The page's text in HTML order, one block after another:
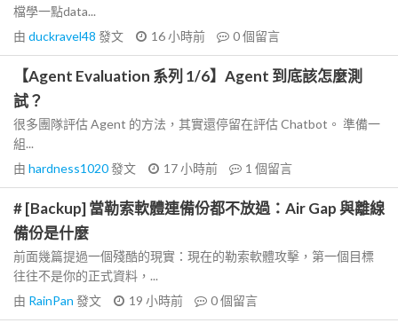
檔學一點data...
由 duckravel48 發文 16 小時前 0個留言
【Agent Evaluation 系列 1/6】Agent 到底該怎麼測
試？
很多團隊評估 Agent 的方法，其實還停留在評估 Chatbot。 準備一
組...
由 hardness1020發文 17 小時前 1 個留言
# [Backup] 當勒索軟體連備份都不放過：Air Gap 與離線
備份是什麼
前面幾篇提過一個殘酷的現實：現在的勒索軟體攻擊，第一個目標
往往不是你的正式資料，...
由 RainPan 發文 19 小時前 0個留言